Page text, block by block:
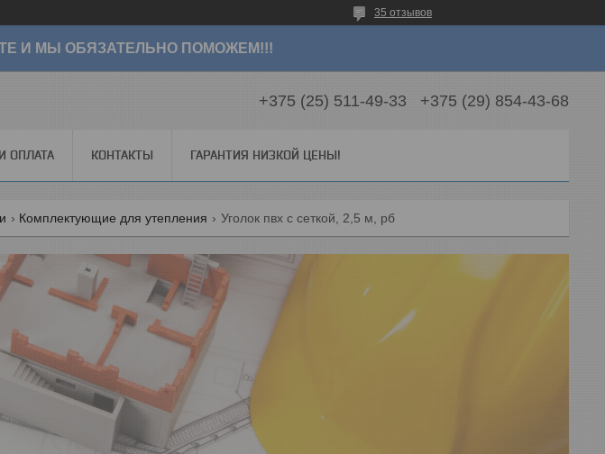
35 отзывов
И МЫ ОБЯЗАТЕЛЬНО ПОМОЖЕМ!!!
+375 (25) 511-49-33 +375 (29) 854-43-68
ОПЛАТА КОНТАКТЫ ГАРАНТИЯ НИЗКОЙ ЦЕНЫ!
Комплектующие для утепления Уголок пвх с сеткой, 2,5 м, рб